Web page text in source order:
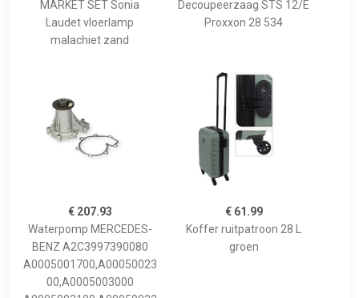
MARKET SET Sonia
Laudet vloerlamp
malachiet zand
Decoupeerzaag STS 12/E
Proxxon 28 534
€ 207.93
Waterpomp MERCEDES-
BENZ A2C3997390080
A0005001700,A00050023
00,A0005003000
€ 61.99
Koffer ruitpatroon 28 L
groen